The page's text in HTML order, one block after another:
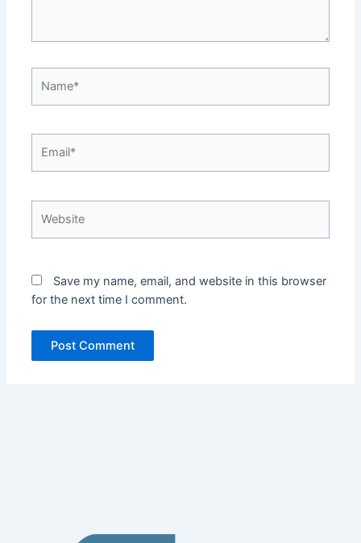
Save my name, email, and website in this browser
for the next time I comment.